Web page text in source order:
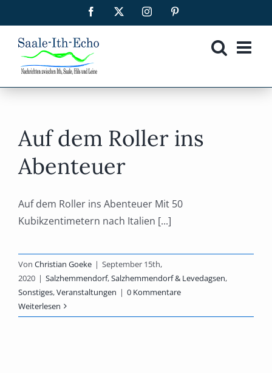
Inhalt
springen
Facebook Instagram
Auf dem Roller ins
Abenteuer
Auf dem Roller ins Abenteuer Mit 50
Kubikzentimetern nach Italien [...]
Von Christian Goeke | September 15th,
2020 | Salzhemmendorf,Salzhemmendorf & Levedagsen,
Sonstiges,Veranstaltungen | 0 Kommentare
Weiterlesen